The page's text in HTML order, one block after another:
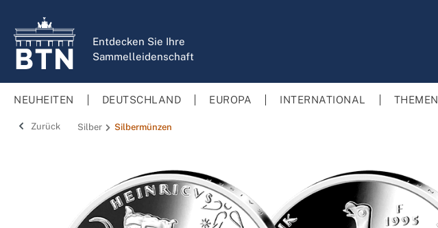
Entdecken Sie Ihre
Sammelleidenschaft
NEUHEITEN DEUTSCHLAND EUROPA INTERNATIONAL THEMEN
Zurück Silber Silbermünzen